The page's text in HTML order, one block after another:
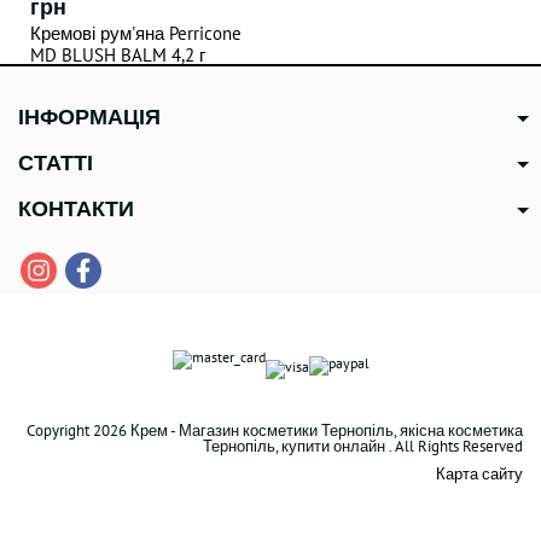
грн
Кремові рум'яна Perricone
MD BLUSH BALM 4,2 г
ІНФОРМАЦІЯ
СТАТТІ
КОНТАКТИ
Copyright 2026 Крем - Магазин косметики Тернопіль, якісна косметика
Тернопіль, купити онлайн . All Rights Reserved
Карта сайту